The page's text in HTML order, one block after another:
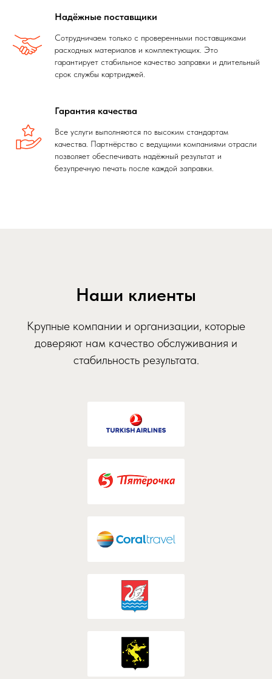
Надёжные поставщики
Сотрудничаем только с проверенными поставщиками
расходных материалов и комплектующих. Это
гарантирует стабильное качество заправки и длительный
срок службы картриджей.
Гарантия качества
Все услуги выполняются по высоким стандартам
качества. Партнёрство с ведущими компаниями отрасли
позволяет обеспечивать надёжный результат и
безупречную печать после каждой заправки.
Наши клиенты
Крупные компании и организации, которые
доверяют нам качество обслуживания и
стабильность результата.